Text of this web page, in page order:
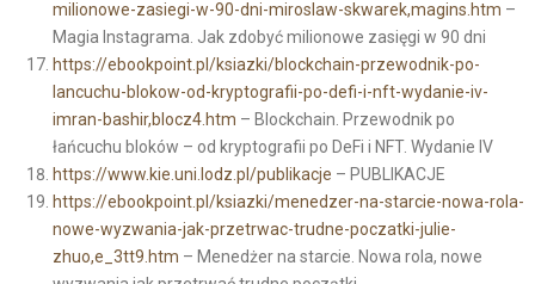
milionowe-zasiegi-w-90-dni-miroslaw-skwarek,magins.htm –
Magia Instagrama. Jak zdobyć milionowe zasięgi w 90 dni
https://ebookpoint.pl/ksiazki/blockchain-przewodnik-po-
lancuchu-blokow-od-kryptografii-po-defi-i-nft-wydanie-iv-
imran-bashir,blocz4.htm – Blockchain. Przewodnik po
łańcuchu bloków – od kryptografii po DeFi i NFT. Wydanie IV
https://www.kie.uni.lodz.pl/publikacje – PUBLIKACJE
https://ebookpoint.pl/ksiazki/menedzer-na-starcie-nowa-rola-
nowe-wyzwania-jak-przetrwac-trudne-poczatki-julie-
zhuo,e_3tt9.htm – Menedżer na starcie. Nowa rola, nowe